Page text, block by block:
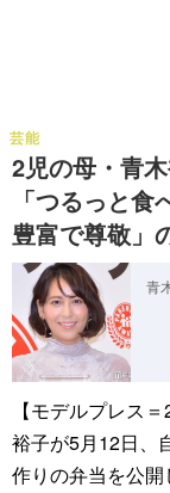
2児の母・青
「つるっと
豊富で尊敬」
芸能
青
【モデルプレス
裕子が5月12日、
作りの弁当を公開